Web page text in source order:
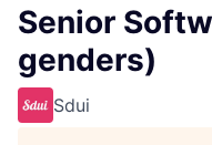
Senior
genders)
Sdui